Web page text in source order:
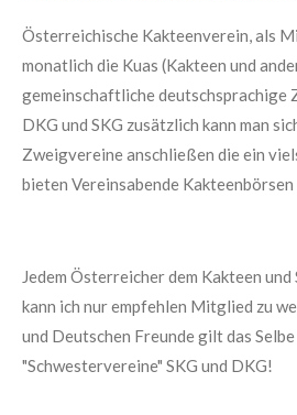
Österreichische Kakteenverein, als
monatlich die Kuas (Kakteen und
gemeinschaftliche deutschsprachige
DKG und SKG zusätzlich kann man
Zweigvereine anschließen die ein
bieten Vereinsabende Kakteenbörsen
Jedem Österreicher dem Kakteen
kann ich nur empfehlen Mitglied zu
und Deutschen Freunde gilt das
"Schwestervereine" SKG und DKG!